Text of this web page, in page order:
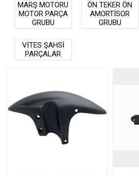
MARŞ MOTORU
MOTOR PARÇA
GRUBU
ÖN TEKER ÖN
AMORTİSOR
GRUBU
VİTES ŞAHSİ
PARÇALAR